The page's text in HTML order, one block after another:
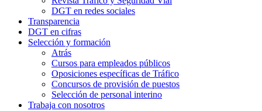
DGT en redes sociales
Transparencia
DGT en cifras
Selección y formación
Atrás
Cursos para empleados públicos
Oposiciones específicas de Tráfico
Concursos de provisión de puestos
Selección de personal interino
Trabaja con nosotros